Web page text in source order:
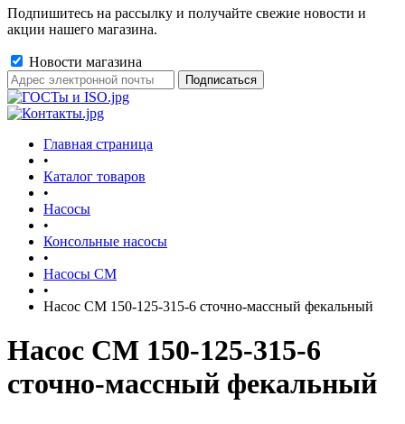
Подпишитесь на рассылку и получайте свежие новости и
акции нашего магазина.
Новости магазина
Главная страница
•
Каталог товаров
•
Насосы
•
Консольные насосы
•
Насосы СМ
•
Насос СМ 150-125-315-6 сточно-массный фекальный
Насос СМ 150-125-315-6
сточно-массный фекальный